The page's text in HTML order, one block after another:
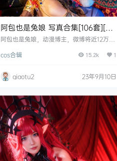
阿包也是兔娘 写真合集[106套][持
续更新]
阿包也是兔娘，动漫博主，微博将近12万粉
韵味。好像有一种引力吸引着，那迷离的眼
cos合辑 15.2k 1
qiaotu2 23年9月10日